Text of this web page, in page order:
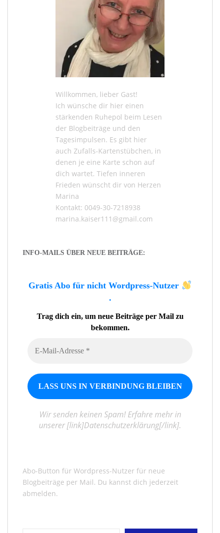
Willkommen, lieber Gast!
Ich wünsche dir hier einen
stärkenden Ruhepol beim Lesen
der Blogbeiträge und den
Tagesimpulsen. Es gibt hier
auch Zufalls-Kartenstübchen, in
denen je eine Karte schon auf
dich wartet. Tiefen inneren
Frieden wünscht dir von Herzen
Marina
Kontakt: 0049-30-7218938
marina.kaiser111@gmail.com
INFO-MAILS ÜBER NEUE BEITRÄGE:
Gratis Abo für nicht Wordpress-Nutzer
.
Trag dich ein, um neue Beiträge per Mail zu
bekommen.
Wir senden keinen Spam! Erfahre mehr in
unserer [link]Datenschutzerklärung[/link].
Abo-Button für Wordpress-Nutzer für neue
Blogbeiträge per Mail. Du kannst dich jederzeit
abmelden.